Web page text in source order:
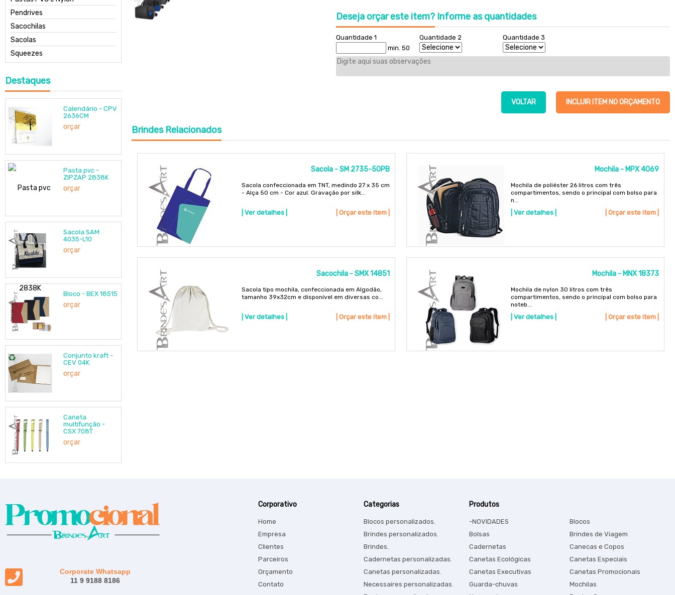
Pendrives
Sacochilas
Sacolas
Squeezes
Destaques
Calendário - CPV
2636CM
orçar
Pasta pvc -
ZIPZAP 2838K
orçar
Sacola SAM
4035-L10
orçar
Bloco - BEX 18515
orçar
Conjunto kraft -
CEV 04K
orçar
Caneta
multifunção -
CSX 708T
orçar
Deseja orçar este item?Informe as quantidades
Quantidade 1
min. 50
Quantidade 2 Quantidade 3
INCLUIR ITEM NO ORÇAMENTO
VOLTAR
BrindesRelacionados
Sacola - SM 2735-50PB
Sacola confeccionada em TNT, medindo 27 x 35 cm
- Alça 50 cm - Cor azul. Gravação por silk...
| Ver detalhes | | Orçar este item |
Mochila - MPX 4069
Mochila de poliéster 26 litros com três
compartimentos, sendo o principal com bolso para
n...
| Ver detalhes | | Orçar este item |
Sacochila - SMX 14851
Sacola tipo mochila, confeccionada em Algodão,
tamanho 39x32cm e disponível em diversas co...
| Ver detalhes | | Orçar este item |
Mochila - MNX 18373
Mochila de nylon 30 litros com três
compartimentos, sendo o principal com bolso para
noteb...
| Ver detalhes | | Orçar este item |
Corporate Whatsapp
11 9 9188 8186
Corporativo
Home
Empresa
Clientes
Parceiros
Orçamento
Contato
Categorias
Blocos personalizados.
Brindes personalizados.
Brindes.
Cadernetas personalizadas.
Canetas personalizadas.
Necessaires personalizadas.
Produtos
-NOVIDADES
Blocos
Bolsas
Brindes de Viagem
Cadernetas
Canecas e Copos
Canetas Ecológicas
Canetas Especiais
Canetas Executivas
Canetas Promocionais
Guarda-chuvas
Mochilas